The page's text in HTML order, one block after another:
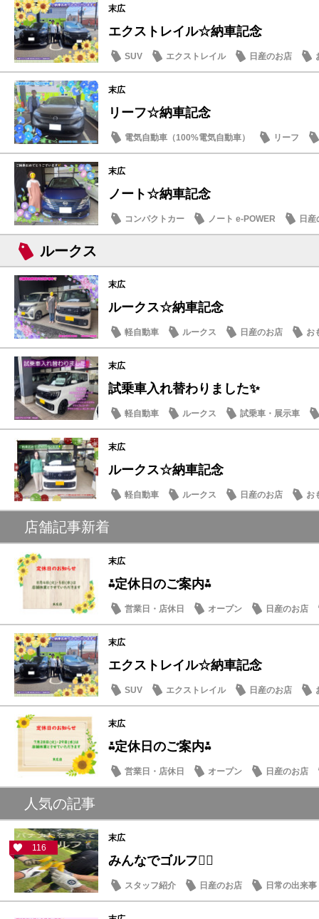
末広
エクストレイル☆納車記念
SUV エクストレイル 日産のお店
末広
リーフ☆納車記念
電気自動車（100%電気自動車）
リーフ
納車式
末広
ノート☆納車記念
コンパクトカー ノート e-POWER 日産
ルークス
末広
ルークス☆納車記念
軽自動車 ルークス 日産のお店 お
末広
試乗車入れ替わりました✨
軽自動車 ルークス 試乗車・展示車
末広
ルークス☆納車記念
軽自動車 ルークス 日産のお店 お
店舗記事新着
末広
⁂定休日のご案内⁂
営業日・店休日 オープン 日産のお店
末広
エクストレイル☆納車記念
SUV エクストレイル 日産のお店
末広
⁂定休日のご案内⁂
営業日・店休日 オープン 日産のお店
人気の記事
116
末広
みんなでゴルフ🏌️‍♂️
スタッフ紹介 日産のお店 日常の出来事